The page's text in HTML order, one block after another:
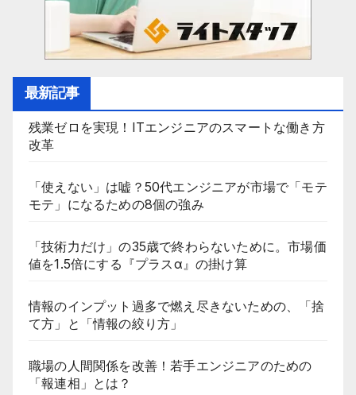
最新記事
残業ゼロを実現！ITエンジニアのスマートな働き方
改革
「使えない」は嘘？50代エンジニアが市場で「モテ
モテ」になるための8個の強み
「技術力だけ」の35歳で終わらないために。市場価
値を1.5倍にする『プラスα』の掛け算
情報のインプット過多で燃え尽きないための、「捨
て方」と「情報の絞り方」
職場の人間関係を改善！若手エンジニアのための
「報連相」とは？